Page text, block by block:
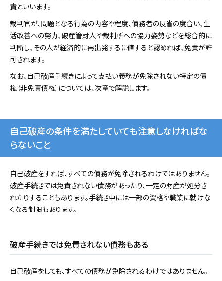
責といいます。
裁判官が、問題となる行為の内容や程度、債務者の反省の度合い、生
活改善への努力、破産管財人や裁判所への協力姿勢などを総合的に
判断し、その人が経済的に再出発するに値すると認めれば、免責が許
可されます。
なお、自己破産手続きによって支払い義務が免除されない特定の債
権（非免責債権）については、次章で解説します。
自己破産の条件を満たしていても注意しなければな
らないこと
自己破産をすれば、すべての債務が免除されるわけではありません。
破産手続きでは免責されない債務があったり、一定の財産が処分さ
れたりすることもあります。手続き中には一部の資格や職業に就けな
くなる制限もあります。
破産手続きでは免責されない債務もある
自己破産をしても、すべての債務が免除されるわけではありません。